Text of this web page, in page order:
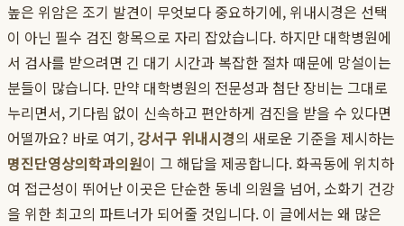
높은 위암은 조기 발견이 무엇보다 중요하기에, 위내시경은 선택
이 아닌 필수 검진 항목으로 자리 잡았습니다. 하지만 대학병원에
서 검사를 받으려면 긴 대기 시간과 복잡한 절차 때문에 망설이는
분들이 많습니다. 만약 대학병원의 전문성과 첨단 장비는 그대로
누리면서, 기다림 없이 신속하고 편안하게 검진을 받을 수 있다면
어떨까요? 바로 여기, 강서구 위내시경의 새로운 기준을 제시하는
명진단영상의학과의원이 그 해답을 제공합니다. 화곡동에 위치하
여 접근성이 뛰어난 이곳은 단순한 동네 의원을 넘어, 소화기 건강
을 위한 최고의 파트너가 되어줄 것입니다. 이 글에서는 왜 많은